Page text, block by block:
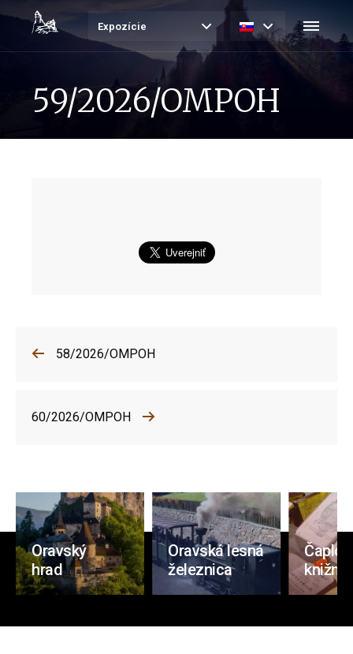
Expozície
59/2026/OMPOH
58/2026/OMPOH
60/2026/OMPOH
Oravský
hrad
Oravská lesná
železnica